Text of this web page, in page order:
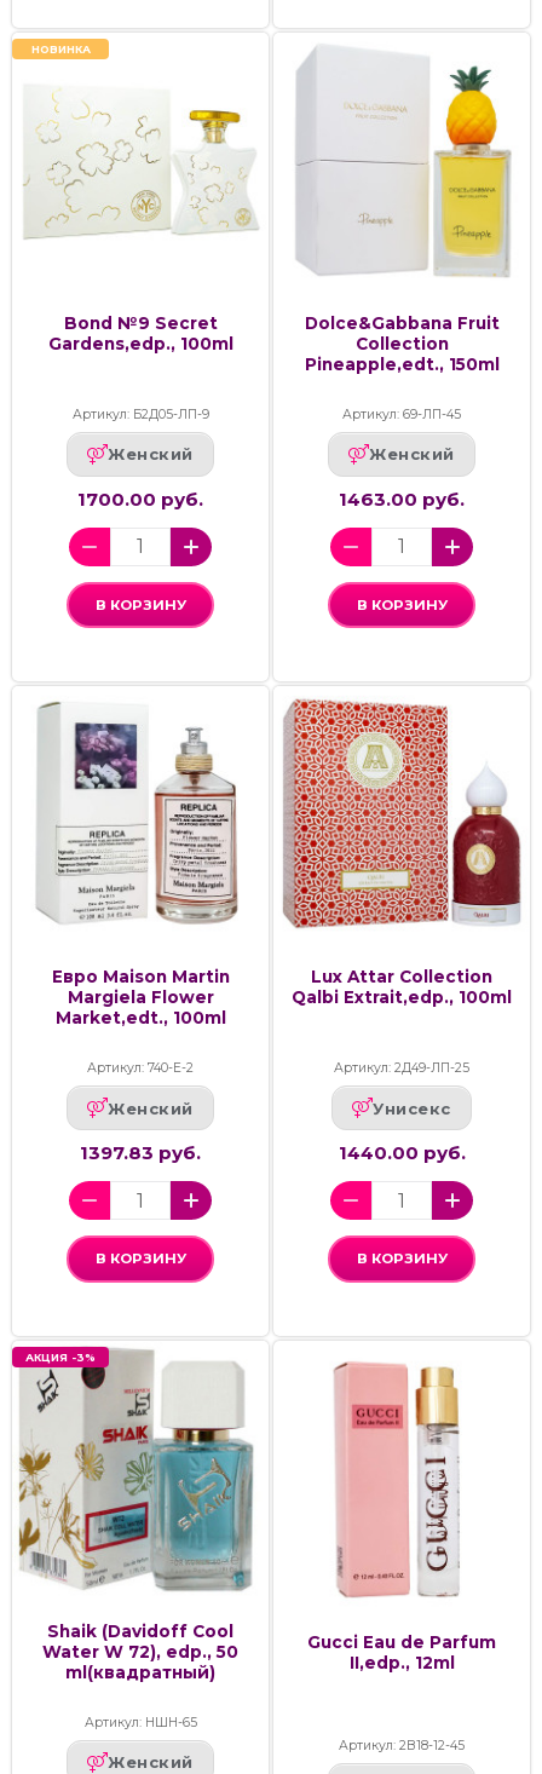
НОВИНКА
Bond №9 Secret
Gardens,edp., 100ml
Артикул: Б2Д05-ЛП-9
Женский
1700.00 руб.
В КОРЗИНУ
Dolce&Gabbana Fruit
Collection
Pineapple,edt., 150ml
Артикул: 69-ЛП-45
Женский
1463.00 руб.
В КОРЗИНУ
Евро Maison Martin
Margiela Flower
Market,edt., 100ml
Артикул: 740-Е-2
Женский
1397.83 руб.
В КОРЗИНУ
Lux Attar Collection
Qalbi Extrait,edp., 100ml
Артикул: 2Д49-ЛП-25
Унисекс
1440.00 руб.
В КОРЗИНУ
АКЦИЯ -3%
Shaik (Davidoff Cool
Water W 72), edp., 50
ml(квадратный)
Артикул: НШН-65
Женский
Gucci Eau de Parfum
II,edp., 12ml
Артикул: 2В18-12-45